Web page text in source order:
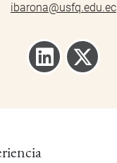
ibarona@usfq.edu.ec